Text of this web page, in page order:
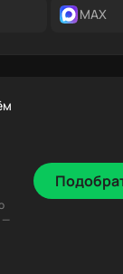
MAX
—